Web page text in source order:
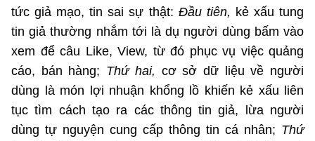
tức giả mạo, tin sai sự thật: Đầu tiên, kẻ xấu tung
tin giả thường nhắm tới là dụ người dùng bấm vào
xem để câu Like, View, từ đó phục vụ việc quảng
cáo, bán hàng; Thứ hai, cơ sở dữ liệu về người
dùng là món lợi nhuận khổng lồ khiến kẻ xấu liên
tục tìm cách tạo ra các thông tin giả, lừa người
dùng tự nguyện cung cấp thông tin cá nhân; Thứ